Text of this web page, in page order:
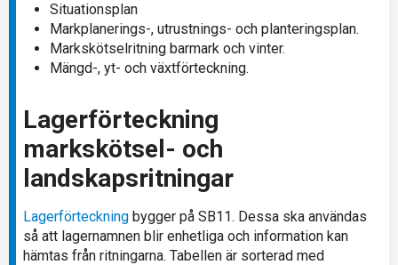
Situationsplan
Markplanerings-, utrustnings- och planteringsplan.
Markskötselritning barmark och vinter.
Mängd-, yt- och växtförteckning.
Lagerförteckning
markskötsel- och
landskapsritningar
Lagerförteckning bygger på SB11. Dessa ska användas
så att lagernamnen blir enhetliga och information kan
hämtas från ritningarna. Tabellen är sorterad med